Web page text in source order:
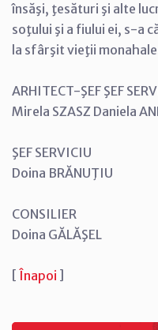
însăşi, ţesături şi alte
soţului şi a fiului ei, s-a
la sfârşit vieţii
ARHITECT-ŞEF ŞEF
Mirela SZASZ Daniela
ŞEF SERVICIU
Doina BRĂNUŢIU
CONSILIER
Doina GĂLĂŞEL
[ Înapoi ]